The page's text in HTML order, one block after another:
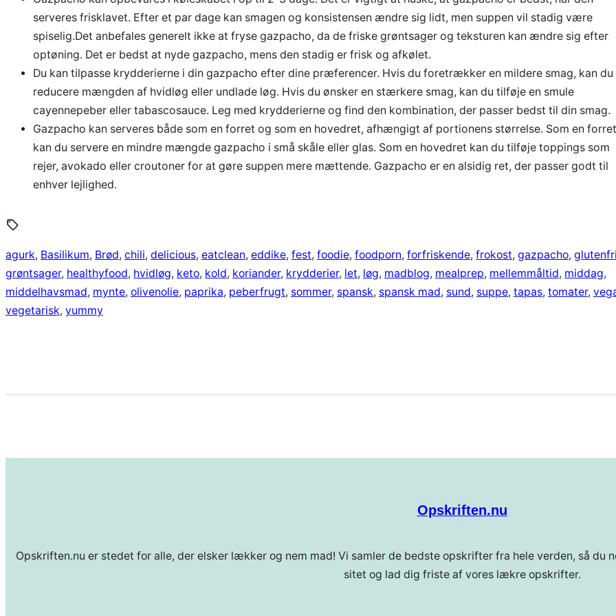
serveres frisklavet. Efter et par dage kan smagen og konsistensen ændre sig lidt, men suppen vil stadig være
spiselig.Det anbefales generelt ikke at fryse gazpacho, da de friske grøntsager og teksturen kan ændre sig efter
optøning. Det er bedst at nyde gazpacho, mens den stadig er frisk og afkølet.
Du kan tilpasse krydderierne i din gazpacho efter dine præferencer. Hvis du foretrækker en mildere smag, kan du
reducere mængden af hvidløg eller undlade løg. Hvis du ønsker en stærkere smag, kan du tilføje en smule
cayennepeber eller tabascosauce. Leg med krydderierne og find den kombination, der passer bedst til din smag.
Gazpacho kan serveres både som en forret og som en hovedret, afhængigt af portionens størrelse. Som en forret
kan du servere en mindre mængde gazpacho i små skåle eller glas. Som en hovedret kan du tilføje toppings som
rejer, avokado eller croutoner for at gøre suppen mere mættende. Gazpacho er en alsidig ret, der passer godt til
enhver lejlighed.
agurk, Basilikum, Brød, chili, delicious, eatclean, eddike, fest, foodie, foodporn, forfriskende, frokost, gazpacho, glutenfri
grøntsager, healthyfood, hvidløg, keto, kold, koriander, krydderier, let, løg, madblog, mealprep, mellemmåltid, middag
middelhavsmad, mynte, olivenolie, paprika, peberfrugt, sommer, spansk, spansk mad, sund, suppe, tapas, tomater,
vegetarisk, yummy
Opskriften.nu
Opskriften.nu er stedet for alle, der elsker lækker og nem mad! Vi samler de bedste opskrifter fra hele verden, så
sitet og lad dig friste af vores lækre opskrifter.